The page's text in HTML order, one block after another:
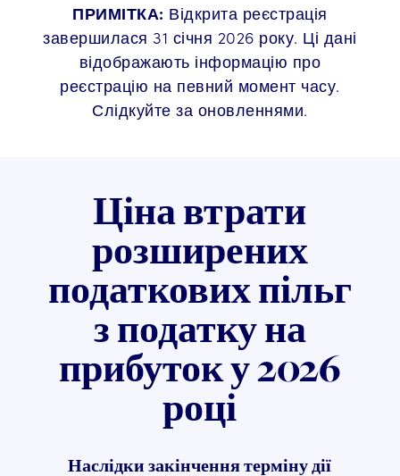
ПРИМІТКА: Відкрита реєстрація
завершилася 31 січня 2026 року. Ці дані
відображають інформацію про
реєстрацію на певний момент часу.
Слідкуйте за оновленнями.
Ціна втрати
розширених
податкових пільг
з податку на
прибуток у 2026
році
Наслідки закінчення терміну дії